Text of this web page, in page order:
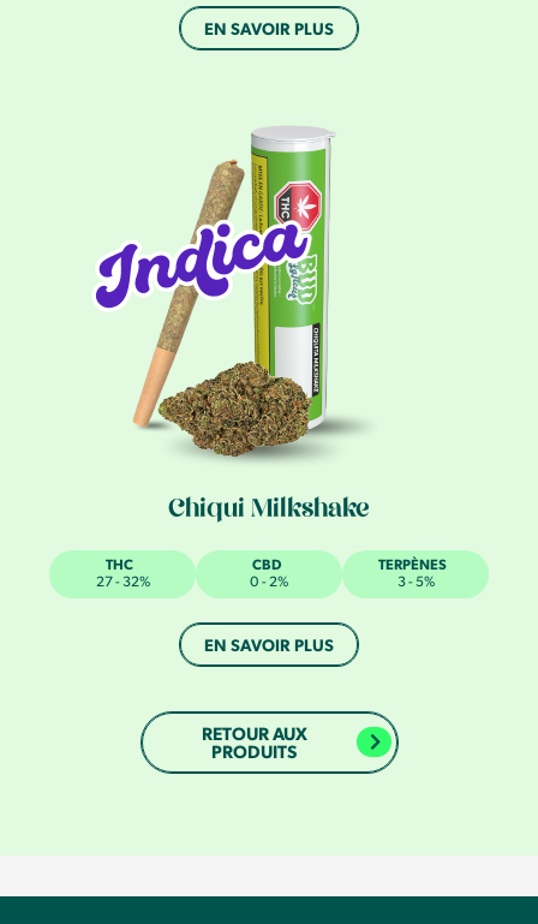
EN SAVOIR PLUS
Chiqui Milkshake
THC
27 - 32%
CBD
0 - 2%
TERPÈNES
3 - 5%
EN SAVOIR PLUS
RETOUR AUX
PRODUITS